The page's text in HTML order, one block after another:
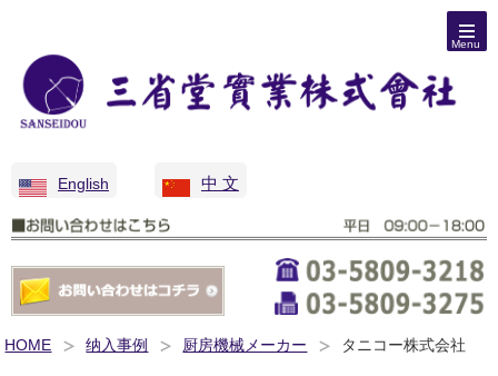
English 中 文
Menu
HOME 纳入事例 厨房機械メーカー タニコー株式会社